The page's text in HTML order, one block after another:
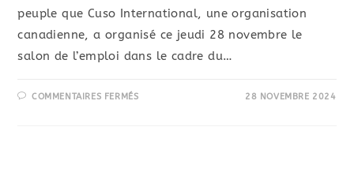
peuple que Cuso International, une organisation
canadienne, a organisé ce jeudi 28 novembre le
salon de l’emploi dans le cadre du…
COMMENTAIRES FERMÉS 28 NOVEMBRE 2024